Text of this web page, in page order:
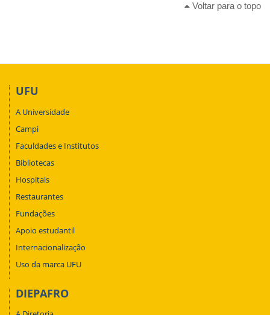
Voltar para o topo
UFU
A Universidade
Campi
Faculdades e Institutos
Bibliotecas
Hospitais
Restaurantes
Fundações
Apoio estudantil
Internacionalização
Uso da marca UFU
DIEPAFRO